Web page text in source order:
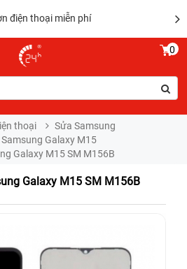
Hoàn tiền 100%
0
thoại
Sửa Samsung
Galaxy M15
Galaxy M15 SM M156B
Galaxy M15 SM M156B